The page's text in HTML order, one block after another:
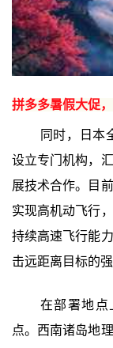
拼多多暑假大促
同时，日本
设立专门机构，
展技术合作。目
实现高机动飞行
持续高速飞行能
击远距离目标的
在部署地点
点。西南诸岛地